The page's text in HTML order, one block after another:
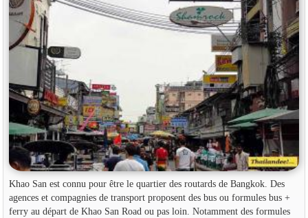
Khao San est connu pour être le quartier des routards de Bangkok. Des
agences et compagnies de transport proposent des bus ou formules bus +
ferry au départ de Khao San Road ou pas loin. Notamment des formules